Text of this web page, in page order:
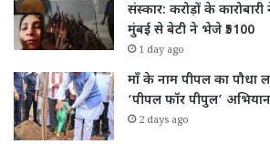
संस्कार: करोड़ों के कारोबारी
मुंबई से बेटी ने भेजे ₹5100
1 day ago
माँ के नाम पीपल का पौधा
‘पीपल फॉर पीपुल’
2 days ago